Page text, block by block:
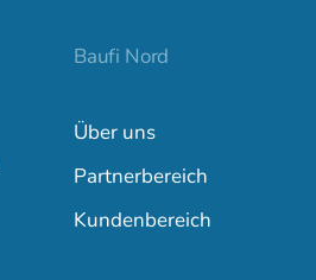
Baufi Nord
Über uns
Partnerbereich
Kundenbereich